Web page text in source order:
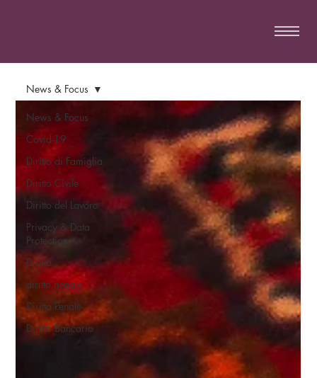
News & Focus
Covid-19
Diritto di Famiglia
Diritto Civile
Diritto del Lavoro
Privacy & Data
Protection
Diritto
diritto penale
Diritto Penale
Diritto Bancario
News & Focus